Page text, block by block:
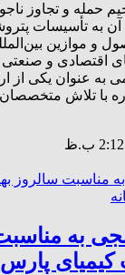
حمله و تجاوز
به تأسیسات
و موازین
اقتصادی و صنعتی
به عنوان یکی از
با تلاش
به
پارس